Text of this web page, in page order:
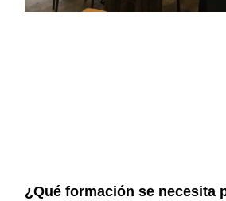
¿Qué formación se necesita